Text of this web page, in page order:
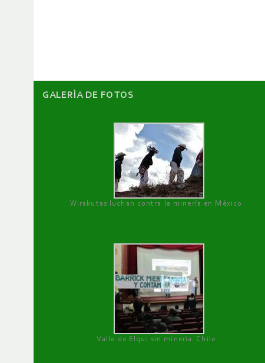
GALERÌA DE FOTOS
Wirakutas luchan contra la minería en México
Valle de Elqui sin minería. Chile